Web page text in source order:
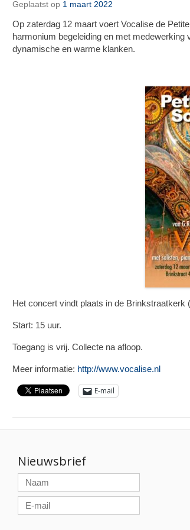
Geplaatst op 1 maart 2022
Op zaterdag 12 maart voert Vocalise de
harmonium begeleiding en met
dynamische en warme klanken.
Het concert vindt plaats in de Brinkstraatkerk
Start: 15 uur.
Toegang is vrij. Collecte na afloop.
Meer informatie: http://www.vocalise.nl
E-mail
Nieuwsbrief